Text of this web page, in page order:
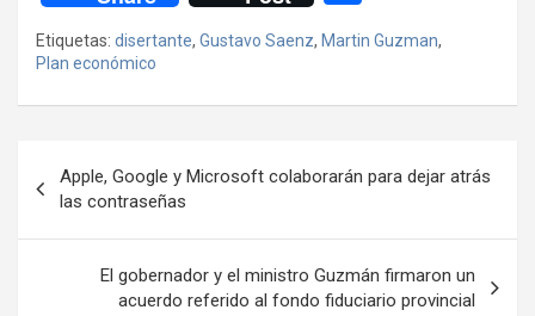
ce
b
o
k
tt
er
at
s
A
p
e
gr
a
ail ail
o
o
ail
n
g
o
m
p
tir
Etiquetas: disertante, Gustavo Saenz, Martin Guzman,
Plan económico
de
entradas
Apple, Google y Microsoft colaborarán para dejar atrás
las contraseñas
El gobernador y el ministro Guzmán firmaron un
acuerdo referido al fondo fiduciario provincial